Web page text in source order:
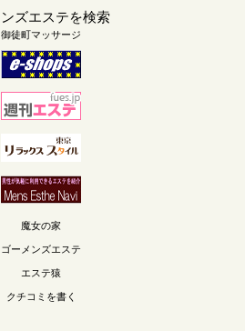
御徒町マッサージ
魔女の家
ゴーメンズエステ
エステ猿
クチコミを書く